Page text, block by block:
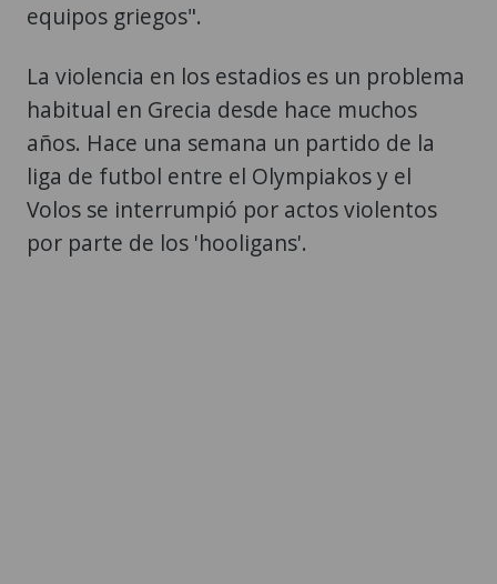
equipos griegos".
La violencia en los estadios es un problema
habitual en Grecia desde hace muchos
años. Hace una semana un partido de la
liga de futbol entre el Olympiakos y el
Volos se interrumpió por actos violentos
por parte de los 'hooligans'.